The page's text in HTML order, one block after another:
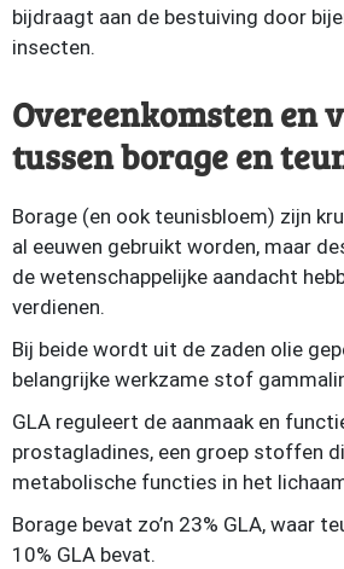
bijdraagt aan de bestuiving door
insecten.
Overeenkomsten en
tussen borage en
Borage (en ook teunisbloem) zijn
al eeuwen gebruikt worden, maar
de wetenschappelijke aandacht
verdienen.
Bij beide wordt uit de zaden olie
belangrijke werkzame stof
GLA reguleert de aanmaak en
prostagladines, een groep stoffen
metabolische functies in het
Borage bevat zo’n 23% GLA, waar
10% GLA bevat.